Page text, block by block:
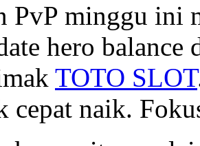
PvP minggu ini
hero
TOTO SLOT
cepat naik.